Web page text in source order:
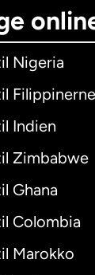
Nigeria
Filippinerne
Indien
Zimbabwe
Ghana
Colombia
Marokko